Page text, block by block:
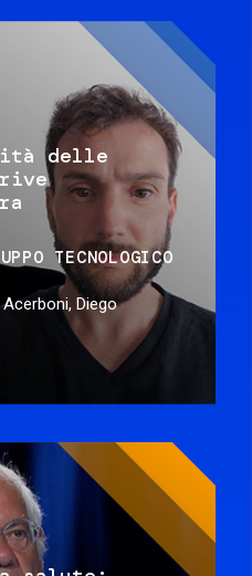
delle
TECNOLOGICO
Diego